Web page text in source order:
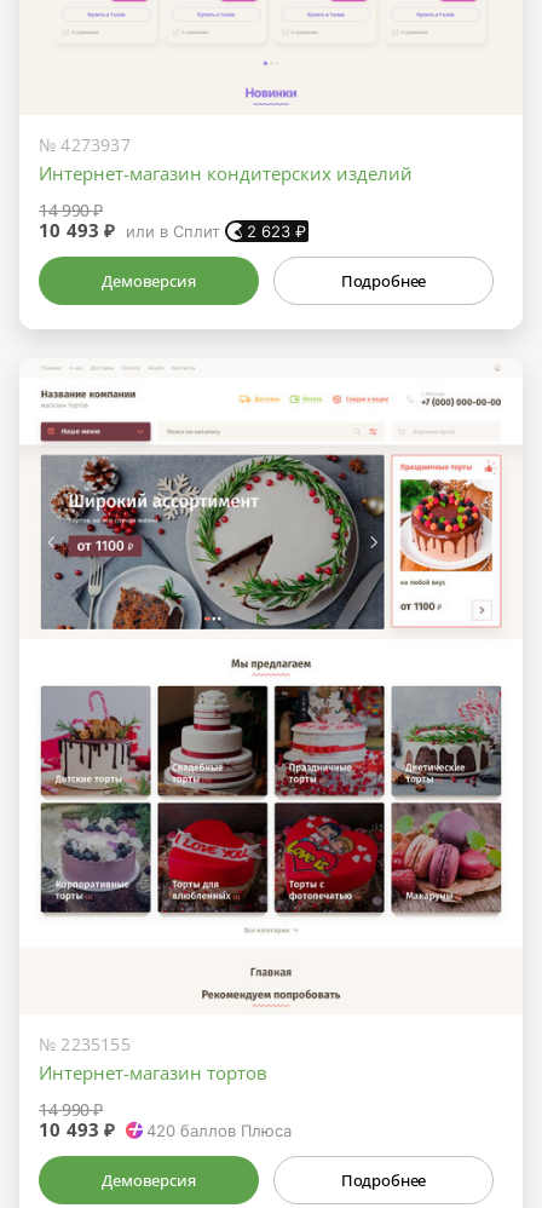
№ 4273937
Интернет-магазин кондитерских изделий
14 990 ₽
10 493 ₽ или в Сплит 2 623₽
Демоверсия Подробнее
№ 2235155
Интернет-магазин тортов
14 990 ₽
10 493 ₽ 420баллов Плюса
Демоверсия Подробнее